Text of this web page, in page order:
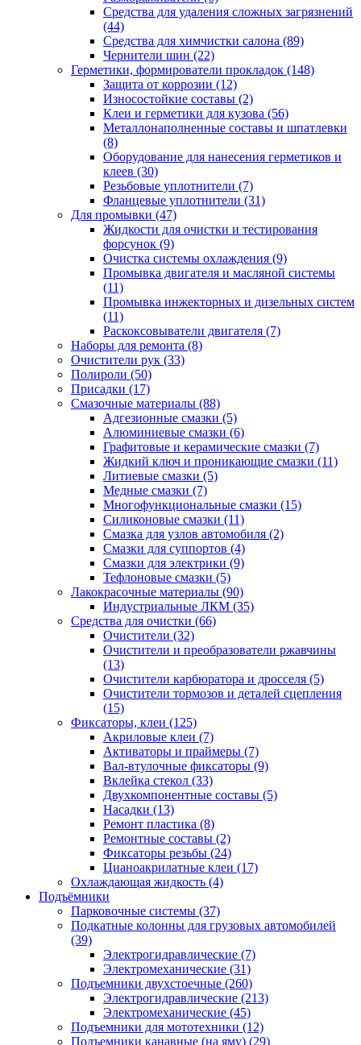
Средства для удаления сложных загрязнений
(44)
Средства для химчистки салона (89)
Чернители шин (22)
Герметики, формирователи прокладок (148)
Защита от коррозии (12)
Износостойкие составы (2)
Клеи и герметики для кузова (56)
Металлонаполненные составы и шпатлевки
(8)
Оборудование для нанесения герметиков и
клеев (30)
Резьбовые уплотнители (7)
Фланцевые уплотнители (31)
Для промывки (47)
Жидкости для очистки и тестирования
форсунок (9)
Очистка системы охлаждения (9)
Промывка двигателя и масляной системы
(11)
Промывка инжекторных и дизельных систем
(11)
Раскоксовыватели двигателя (7)
Наборы для ремонта (8)
Очистители рук (33)
Полироли (50)
Присадки (17)
Смазочные материалы (88)
Адгезионные смазки (5)
Алюминиевые смазки (6)
Графитовые и керамические смазки (7)
Жидкий ключ и проникающие смазки (11)
Литиевые смазки (5)
Медные смазки (7)
Многофункциональные смазки (15)
Силиконовые смазки (11)
Смазка для узлов автомобиля (2)
Смазки для суппортов (4)
Смазки для электрики (9)
Тефлоновые смазки (5)
Лакокрасочные материалы (90)
Индустриальные ЛКМ (35)
Средства для очистки (66)
Очистители (32)
Очистители и преобразователи ржавчины
(13)
Очистители карбюратора и дросселя (5)
Очистители тормозов и деталей сцепления
(15)
Фиксаторы, клеи (125)
Акриловые клеи (7)
Активаторы и праймеры (7)
Вал-втулочные фиксаторы (9)
Вклейка стекол (33)
Двухкомпонентные составы (5)
Насадки (13)
Ремонт пластика (8)
Ремонтные составы (2)
Фиксаторы резьбы (24)
Цианоакрилатные клеи (17)
Охлаждающая жидкость (4)
Подъёмники
Парковочные системы (37)
Подкатные колонны для грузовых автомобилей
(39)
Электрогидравлические (7)
Электромеханические (31)
Подъемники двухстоечные (260)
Электрогидравлические (213)
Электромеханические (45)
Подъемники для мототехники (12)
Подъемники канавные (на яму) (29)